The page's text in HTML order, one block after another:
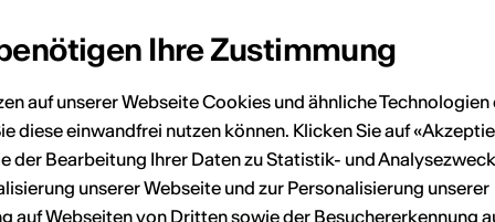
22
29
20 21 22 23 24 25
27 28 29
Ihre Zustimmung
auf unserer Webseite Cookies und ähnliche Technologien
diese einwandfrei nutzen können. Klicken Sie auf
der Bearbeitung Ihrer Daten zu Statistik- und
unserer Webseite und zur Personalisierung unserer
auf Webseiten von Dritten sowie der Besuchererkennung